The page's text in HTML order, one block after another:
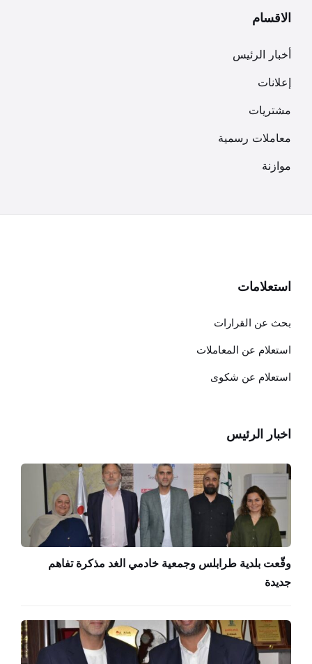
الاقسام
أخبار الرئيس
إعلانات
مشتريات
معاملات رسمية
موازنة
استعلامات
بحث عن القرارات
استعلام عن المعاملات
استعلام عن شكوى
اخبار الرئيس
وقّعت بلدية طرابلس وجمعية خادمي الغد مذكرة تفاهم
جديدة